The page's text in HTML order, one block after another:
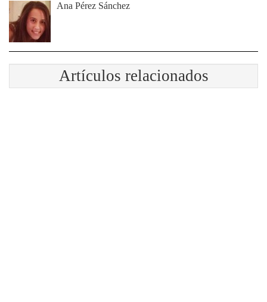
Ana Pérez Sánchez
Artículos relacionados